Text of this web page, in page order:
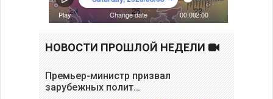
НОВОСТИ ПРОШЛОЙ НЕДЕЛИ
Премьер-министр призвал
зарубежных полит…